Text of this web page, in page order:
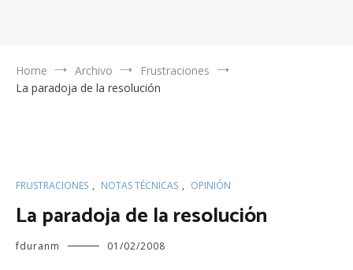
Home Archivo
Frustraciones
La paradoja de la resolución
FRUSTRACIONES , NOTAS TÉCNICAS , OPINIÓN
La paradoja de la resolución
fduranm 01/02/2008